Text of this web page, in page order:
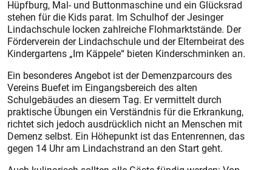
Hüpfburg, Mal- und Buttonmaschine und ein Glücksrad
stehen für die Kids parat. Im Schulhof der Jesinger
Lindachschule locken zahlreiche Flohmarktstände. Der
Förderverein der Lindachschule und der Elternbeirat des
Kindergartens „Im Käppele“ bieten Kinderschminken an.
Ein besonderes Angebot ist der Demenzparcours des
Vereins Buefet im Eingangsbereich des alten
Schulgebäudes an diesem Tag. Er vermittelt durch
praktische Übungen ein Verständnis für die Erkrankung,
richtet sich jedoch ausdrücklich nicht an Menschen mit
Demenz selbst. Ein Höhepunkt ist das Entenrennen, das
gegen 14 Uhr am Lindachstrand an den Start geht.